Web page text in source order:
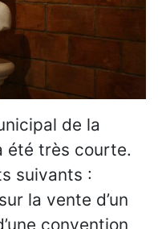
de la
été très courte.
suivants :
la vente d’un
convention